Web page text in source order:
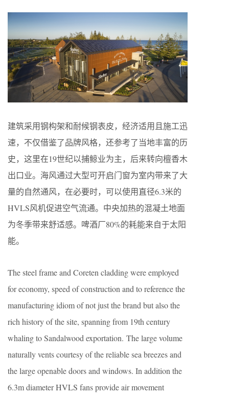
建筑采用钢构架和耐候钢表皮，经济适用且施工迅
速，不仅借鉴了品牌风格，还参考了当地丰富的历
史，这里在19世纪以捕鲸业为主，后来转向檀香木
出口业。海风通过大型可开启门窗为室内带来了大
量的自然通风，在必要时，可以使用直径6.3米的
HVLS风机促进空气流通。中央加热的混凝土地面
为冬季带来舒适感。啤酒厂80%的耗能来自于太阳
能。
The steel frame and Coreten cladding were employed
for economy, speed of construction and to reference the
manufacturing idiom of not just the brand but also the
rich history of the site, spanning from 19th century
whaling to Sandalwood exportation. The large volume
naturally vents courtesy of the reliable sea breezes and
the large openable doors and windows. In addition the
6.3m diameter HVLS fans provide air movement